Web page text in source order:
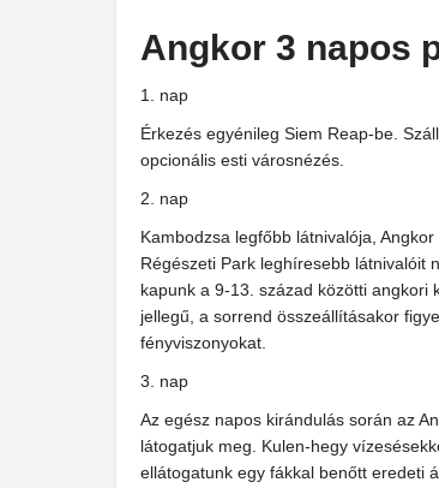
Angkor 3 napos
1. nap
Érkezés egyénileg Siem Reap-be.
opcionális esti városnézés.
2. nap
Kambodzsa legfőbb látnivalója,
Régészeti Park leghíresebb látnivalóit
kapunk a 9-13. század közötti angkori
jellegű, a sorrend összeállításakor
fényviszonyokat.
3. nap
Az egész napos kirándulás során az
látogatjuk meg. Kulen-hegy
ellátogatunk egy fákkal benőtt eredeti